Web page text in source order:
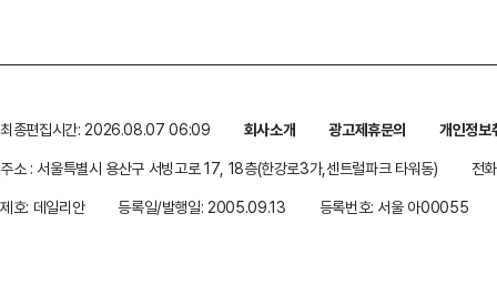
최종편집시간: 2026.08.07 06:09 회사소개 광고제휴문의
개인정보
주소 : 서울특별시 용산구 서빙고로 17, 18층(한강로3가,센트럴파크 타워동)
전
제호: 데일리안
등록일/발행일: 2005.09.13 등록번호: 서울 아00055